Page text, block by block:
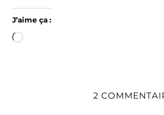
J’aime ça :
Chargement…
2